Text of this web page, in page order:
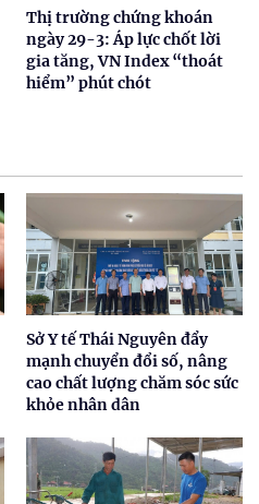
Thị trường chứng khoán
ngày 29-3: Áp lực chốt lời
gia tăng, VN Index “thoát
hiểm” phút chót
Sở Y tế Thái Nguyên đẩy
mạnh chuyển đổi số, nâng
cao chất lượng chăm sóc sức
khỏe nhân dân